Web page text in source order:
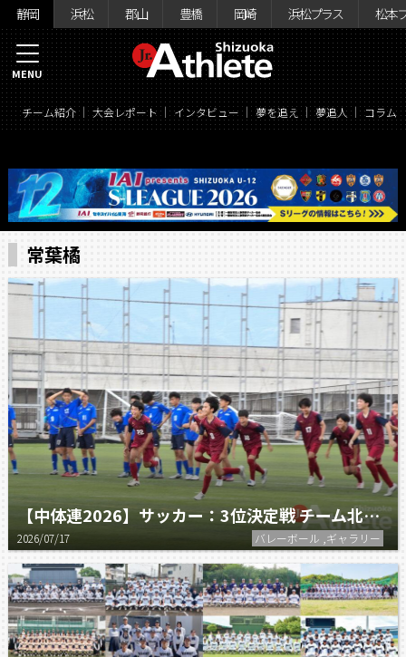
静岡 浜松 郡山 豊橋 岡崎 浜松プラス 松本
チーム紹介 大会レポート インタビュー 夢を追え 夢追人 コラム
MENU
常葉橘
【中体連2026】サッカー：3位決定戦 チーム北部 vs 常葉橘
2026/07/17 バレーボール ,ギャラリー